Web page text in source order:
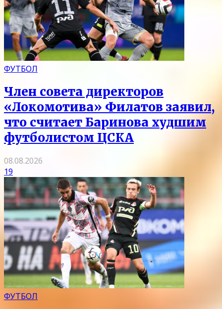
ФУТБОЛ
Член совета директоров
«Локомотива» Филатов заявил,
что считает Баринова худшим
футболистом ЦСКА
08.08.2026
19
ФУТБОЛ